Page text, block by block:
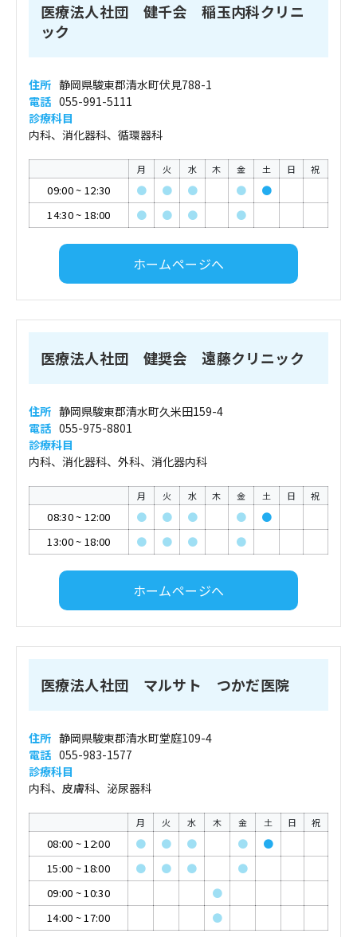
医療法人社団 健千会 稲玉内科クリニ
ック
住所 静岡県駿東郡清水町伏見788-1
電話 055-991-5111
診療科目
内科、消化器科、循環器科
月 火 水 木 金 土 日 祝
09:00~ 12:30 ● ● ● ●
●
14:30~ 18:00 ● ● ● ●
ホームページへ
医療法人社団 健奨会 遠藤クリニック
住所 静岡県駿東郡清水町久米田159-4
電話 055-975-8801
診療科目
内科、消化器科、外科、消化器内科
月 火 水 木 金 土 日 祝
08:30~ 12:00 ● ● ● ●
●
13:00~ 18:00 ● ● ● ●
ホームページへ
医療法人社団 マルサト つかだ医院
住所 静岡県駿東郡清水町堂庭109-4
電話 055-983-1577
診療科目
内科、皮膚科、泌尿器科
月 火 水 木 金 土 日 祝
08:00 ~12:00 ● ● ● ●
●
15:00 ~18:00 ● ● ●
●
09:00 ~10:30
●
14:00 ~17:00 ●